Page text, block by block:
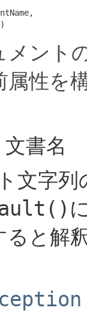
ント
属性を
文書名
文字列
ると解